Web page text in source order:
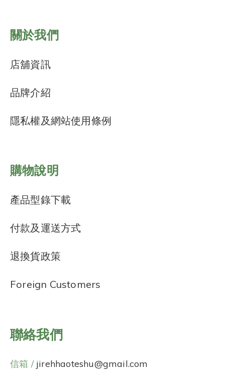
關於我們
店舖資訊
品牌介紹
隱私權及網站使用條例
購物說明
產品型錄下載
付款及運送方式
退換貨政策
Foreign Customers
聯絡我們
信箱 / jirehhaoteshu@gmail.com